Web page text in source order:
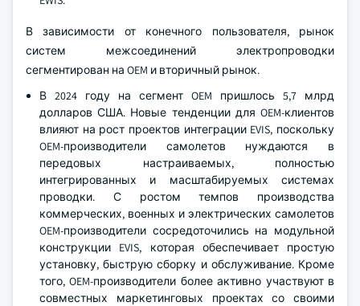
В зависимости от конечного пользователя, рынок
систем межсоединений электропроводки
сегментирован на OEM и вторичный рынок.
В 2024 году на сегмент OEM пришлось 5,7 млрд
долларов США. Новые тенденции для OEM-клиентов
влияют на рост проектов интеграции EVIS, поскольку
OEM-производители самолетов нуждаются в
передовых настраиваемых, полностью
интегрированных и масштабируемых системах
проводки. С ростом темпов производства
коммерческих, военных и электрических самолетов
OEM-производители сосредоточились на модульной
конструкции EVIS, которая обеспечивает простую
установку, быструю сборку и обслуживание. Кроме
того, OEM-производители более активно участвуют в
совместных маркетинговых проектах со своими